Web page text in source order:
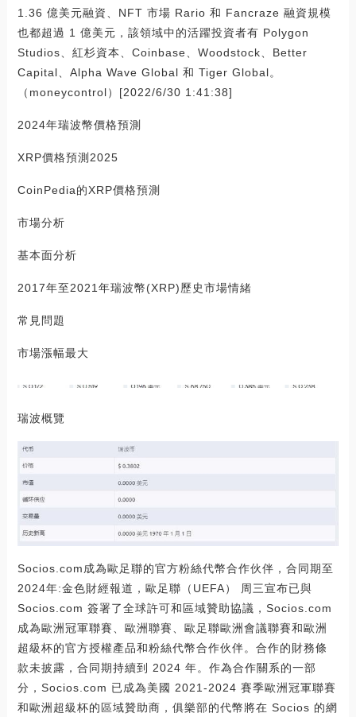
1.36 億美元融資、NFT 市場 Rario 和 Fancraze 融資規模
也都超過 1 億美元，該領域中的活躍投資者有 Polygon
Studios、紅杉資本、Coinbase、Woodstock、Better
Capital、Alpha Wave Global 和 Tiger Global。
（moneycontrol）[2022/6/30 1:41:38]
2024年瑞波幣價格預測
XRP價格預測2025
CoinPedia的XRP價格預測
市場分析
基本面分析
2017年至2021年瑞波幣(XRP)歷史市場情緒
常見問題
市場漲幅最大
瑞波概覽
Socios.com成為歐足聯的官方粉絲代幣合作伙伴，合同期至
2024年:金色財經報道，歐足聯（UEFA） 周三宣布已與
Socios.com 簽署了全球許可和區域贊助協議，Socios.com
成為歐洲冠軍聯賽、歐洲聯賽、歐足聯歐洲會議聯賽和歐洲
超級杯的官方授權產品和粉絲代幣合作伙伴。合作的財務條
款未披露，合同期持續到 2024 年。作為合作關系的一部
分，Socios.com 已成為美國 2021-2024 賽季歐洲冠軍聯賽
和歐洲超級杯的區域贊助商，俱樂部的代幣將在 Socios 的網